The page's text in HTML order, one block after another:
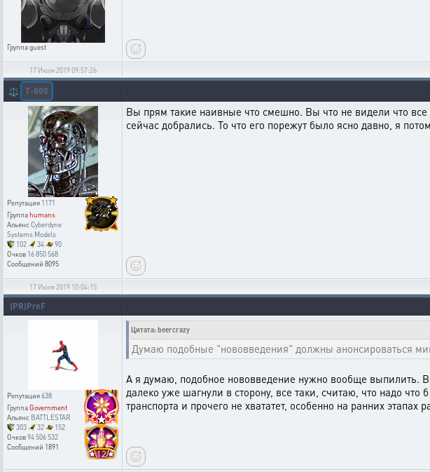
Группаguest
17 Июля 2019 09:57:26
⚖️ T-800
Репутация 1171
Группаhumans
АльянсCyberdyne
Systems Models
102
34
90
Очков 16 850 568
Сообщений 8095
Вы прям такие наивные что смешно. Вы что не видели что
сейчас добрались. То что его порежут было ясно давно, я
17 Июля 2019 10:04:15
|PR|PreF
12
Репутация638
ГруппаGovernment
Альянс BATTLESTAR
303
32
152
Очков94 506 532
Сообщений 1891
Цитата: beercrazy
Думаю подобные "нововведения" должны анонсироваться
А я думаю, подобное нововведение нужно вообще выпилить.
далеко уже шагнули в сторону, все таки, считаю, что надо
транспорта и прочего не хвататет, особенно на ранних этапах